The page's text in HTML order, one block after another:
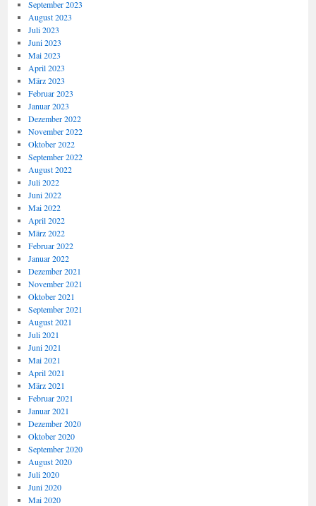
September 2023
August 2023
Juli 2023
Juni 2023
Mai 2023
April 2023
März 2023
Februar 2023
Januar 2023
Dezember 2022
November 2022
Oktober 2022
September 2022
August 2022
Juli 2022
Juni 2022
Mai 2022
April 2022
März 2022
Februar 2022
Januar 2022
Dezember 2021
November 2021
Oktober 2021
September 2021
August 2021
Juli 2021
Juni 2021
Mai 2021
April 2021
März 2021
Februar 2021
Januar 2021
Dezember 2020
Oktober 2020
September 2020
August 2020
Juli 2020
Juni 2020
Mai 2020